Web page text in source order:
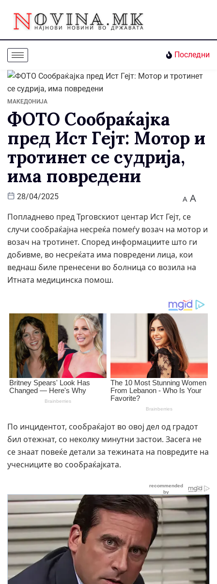
Последни
МАКЕДОНИЈА
ФОТО Сообраќајка
пред Ист Гејт: Мотор и
тротинет се судрија,
има повредени
28/04/2025 A A
Попладнево пред Трговскиот центар Ист Гејт, се
случи сообраќајна несреќа помеѓу возач на мотор и
возач на тротинет. Според информациите што ги
добивме, во несреќата има повредени лица, кои
веднаш биле пренесени во болница со возила на
Итната медицинска помош.
По инцидентот, сообраќајот во овој дел од градот
бил отежнат, со неколку минутни застои. Засега не
се знаат повеќе детали за тежината на повредите на
учесниците во сообраќајката.